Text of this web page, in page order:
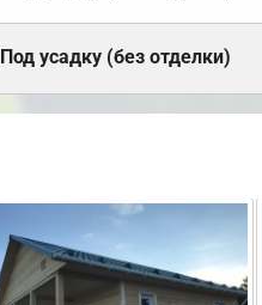
Под усадку (без отделки)